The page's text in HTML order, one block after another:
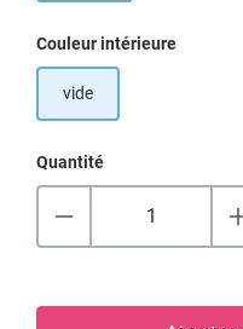
Sélectionnez
Couleur intérieure
vide
Quantité